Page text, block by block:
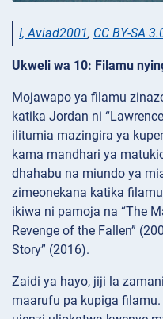
I, Aviad2001, CC BY-SA
Ukweli wa 10: Filamu
Mojawapo ya filamu
katika Jordan ni
ilitumia mazingira ya
kama mandhari ya
dhahabu na miundo ya
zimeonekana katika
ikiwa ni pamoja na “The
Revenge of the Fallen”
Story” (2016).
Zaidi ya hayo, jiji la
maarufu pa kupiga